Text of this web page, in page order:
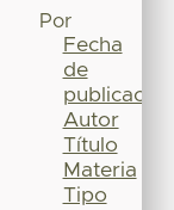
Por
Fecha
de
publicación
Autor
Título
Materia
Tipo